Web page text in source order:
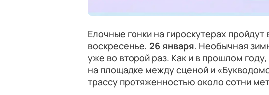
Елочные гонки на гироскутерах пройдут
воскресенье, 26 января. Необычная
уже во второй раз. Как и в прошлом
на площадке между сценой и
трассу протяженностью около сотни